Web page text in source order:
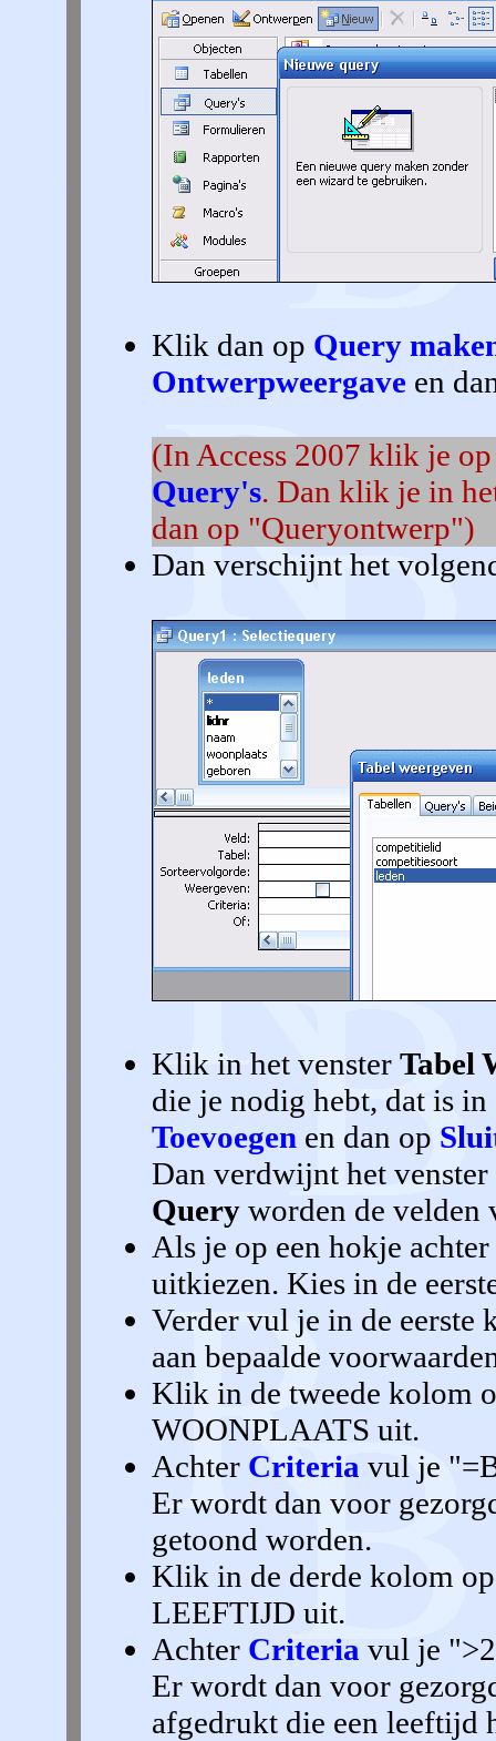
Klik dan op Query
Ontwerpweergaveen
(In Access 2007 klik je
Query's. Dan klik je in
dan op "Queryontwerp")
Dan verschijnt het
Klik in het venster Tabel
die je nodig hebt, dat is
Toevoegen en dan op
Dan verdwijnt het venster
Queryworden de velden
Als je op een hokje achter
uitkiezen. Kies in de
Verder vul je in de eerste
aan bepaalde
Klik in de tweede kolom
WOONPLAATS uit.
Achter Criteria vul je
Er wordt dan voor
getoond worden.
Klik in de derde kolom
LEEFTIJD uit.
Achter Criteria vul je
Er wordt dan voor
afgedrukt die een leeftijd